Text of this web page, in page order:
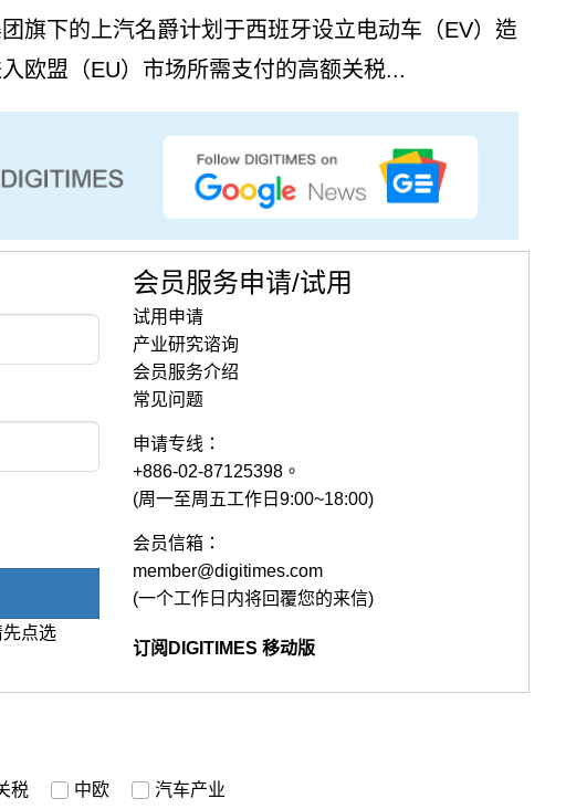
旗下的上汽名爵计划于西班牙设立电动车（EV）造
欧盟（EU）市场所需支付的高额关税...
点选
会员服务申请/试用
试用申请
产业研究谘询
会员服务介绍
常见问题
申请专线：
+886-02-87125398。
(周一至周五工作日9:00~18:00)
会员信箱：
member@digitimes.com
(一个工作日内将回覆您的来信)
订阅DIGITIMES 移动版
税 中欧 汽车产业